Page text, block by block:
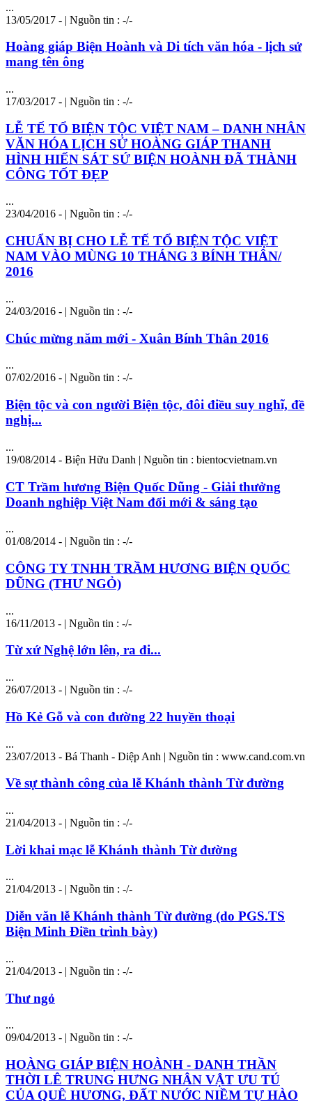
...
13/05/2017 - | Nguồn tin : -/-
Hoàng giáp Biện Hoành và Di tích văn hóa - lịch sử
mang tên ông
...
17/03/2017 - | Nguồn tin : -/-
LỄ TẾ TỔ BIỆN TỘC VIỆT NAM – DANH NHÂN
VĂN HÓA LỊCH SỬ HOÀNG GIÁP THANH
HÌNH HIẾN SÁT SỨ BIỆN HOÀNH ĐÃ THÀNH
CÔNG TỐT ĐẸP
...
23/04/2016 - | Nguồn tin : -/-
CHUẨN BỊ CHO LỄ TẾ TỔ BIỆN TỘC VIỆT
NAM VÀO MÙNG 10 THÁNG 3 BÍNH THÂN/
2016
...
24/03/2016 - | Nguồn tin : -/-
Chúc mừng năm mới - Xuân Bính Thân 2016
...
07/02/2016 - | Nguồn tin : -/-
Biện tộc và con người Biện tộc, đôi điều suy nghĩ, đề
nghị...
...
19/08/2014 - Biện Hữu Danh | Nguồn tin : bientocvietnam.vn
CT Trầm hương Biện Quốc Dũng - Giải thưởng
Doanh nghiệp Việt Nam đổi mới & sáng tạo
...
01/08/2014 - | Nguồn tin : -/-
CÔNG TY TNHH TRẦM HƯƠNG BIỆN QUỐC
DŨNG (THƯ NGỎ)
...
16/11/2013 - | Nguồn tin : -/-
Từ xứ Nghệ lớn lên, ra đi...
...
26/07/2013 - | Nguồn tin : -/-
Hồ Kẻ Gỗ và con đường 22 huyền thoại
...
23/07/2013 - Bá Thanh - Diệp Anh | Nguồn tin : www.cand.com.vn
Về sự thành công của lễ Khánh thành Từ đường
...
21/04/2013 - | Nguồn tin : -/-
Lời khai mạc lễ Khánh thành Từ đường
...
21/04/2013 - | Nguồn tin : -/-
Diễn văn lễ Khánh thành Từ đường (do PGS.TS
Biện Minh Điền trình bày)
...
21/04/2013 - | Nguồn tin : -/-
Thư ngỏ
...
09/04/2013 - | Nguồn tin : -/-
HOÀNG GIÁP BIỆN HOÀNH - DANH THẦN
THỜI LÊ TRUNG HƯNG NHÂN VẬT ƯU TÚ
CỦA QUÊ HƯƠNG, ĐẤT NƯỚC NIỀM TỰ HÀO